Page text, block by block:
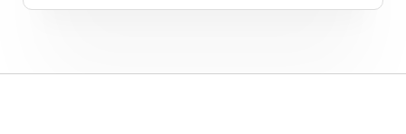
HDMI و دیجیتال لینک